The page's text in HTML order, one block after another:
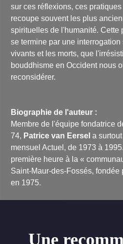
sur ces réflexions, ces
recoupe souvent les plus
spirituelles de l'humanité. Cette
se termine par une
vivants et les morts, que
bouddhisme en Occident nous
reconsidérer.
Biographie de l'auteur :
Membre de l'équipe fondatrice
74, Patrice van Eersel a
mensuel Actuel, de 1973 à
première heure à la «
Saint-Maur-des-Fossés,
en 1975.
Une